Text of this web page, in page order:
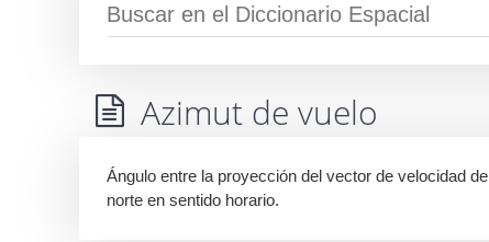
Azimut de vuelo
Ángulo entre la proyección del vector de velocidad
norte en sentido horario.